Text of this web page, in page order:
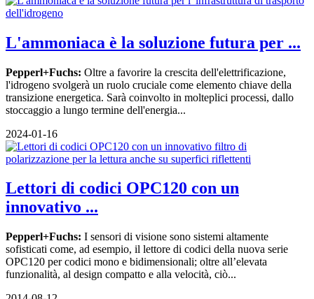
L'ammoniaca è la soluzione futura per ...
Pepperl+Fuchs: Oltre a favorire la crescita dell'elettrificazione,
l'idrogeno svolgerà un ruolo cruciale come elemento chiave della
transizione energetica. Sarà coinvolto in molteplici processi, dallo
stoccaggio a lungo termine dell'energia...
2024-01-16
Lettori di codici OPC120 con un
innovativo ...
Pepperl+Fuchs: I sensori di visione sono sistemi altamente
sofisticati come, ad esempio, il lettore di codici della nuova serie
OPC120 per codici mono e bidimensionali; oltre all’elevata
funzionalità, al design compatto e alla velocità, ciò...